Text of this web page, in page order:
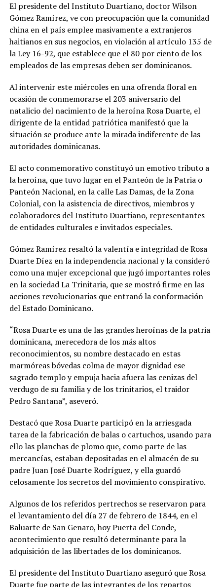
El presidente del Instituto Duartiano, doctor Wilson
Gómez Ramírez, ve con preocupación que la comunidad
china en el país emplee masivamente a extranjeros
haitianos en sus negocios, en violación al artículo 135 de
la Ley 16-92, que establece que el 80 por ciento de los
empleados de las empresas deben ser dominicanos.
Al intervenir este miércoles en una ofrenda floral en
ocasión de conmemorarse el 203 aniversario del
natalicio del nacimiento de la heroína Rosa Duarte, el
dirigente de la entidad patriótica manifestó que la
situación se produce ante la mirada indiferente de las
autoridades dominicanas.
El acto conmemorativo constituyó un emotivo tributo a
la heroína, que tuvo lugar en el Panteón de la Patria o
Panteón Nacional, en la calle Las Damas, de la Zona
Colonial, con la asistencia de directivos, miembros y
colaboradores del Instituto Duartiano, representantes
de entidades culturales e invitados especiales.
Gómez Ramírez resaltó la valentía e integridad de Rosa
Duarte Díez en la independencia nacional y la consideró
como una mujer excepcional que jugó importantes roles
en la sociedad La Trinitaria, que se mostró firme en las
acciones revolucionarias que entrañó la conformación
del Estado Dominicano.
“Rosa Duarte es una de las grandes heroínas de la patria
dominicana, merecedora de los más altos
reconocimientos, su nombre destacado en estas
marmóreas bóvedas colma de mayor dignidad ese
sagrado templo y empuja hacia afuera las cenizas del
verdugo de su familia y de los trinitarios, el traidor
Pedro Santana”, aseveró.
Destacó que Rosa Duarte participó en la arriesgada
tarea de la fabricación de balas o cartuchos, usando para
ello las planchas de plomo que, como parte de las
mercancías, estaban depositadas en el almacén de su
padre Juan José Duarte Rodríguez, y ella guardó
celosamente los secretos del movimiento conspirativo.
Algunos de los referidos pertrechos se reservaron para
el levantamiento del día 27 de febrero de 1844, en el
Baluarte de San Genaro, hoy Puerta del Conde,
acontecimiento que resultó determinante para la
adquisición de las libertades de los dominicanos.
El presidente del Instituto Duartiano aseguró que Rosa
Duarte fue parte de las integrantes de los repartos